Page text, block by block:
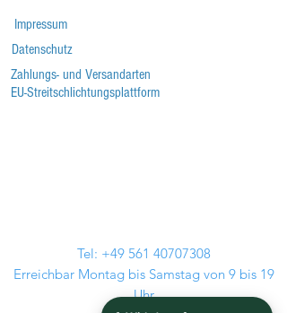
Impressum
Datenschutz
Zahlungs- und Versandarten
EU-Streitschlichtungsplattform
Tel: +49 561 40707308
Erreichbar Montag bis Samstag von 9 bis 19
Uhr